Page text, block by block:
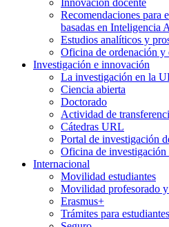
Recomendaciones para
basadas en Inteligencia
Estudios analíticos y
Oficina de ordenación y
Investigación e innovación
La investigación en la
Ciencia abierta
Doctorado
Actividad de
Cátedras URL
Portal de investigación
Oficina de investigación
Internacional
Movilidad estudiantes
Movilidad profesorado
Erasmus+
Trámites para